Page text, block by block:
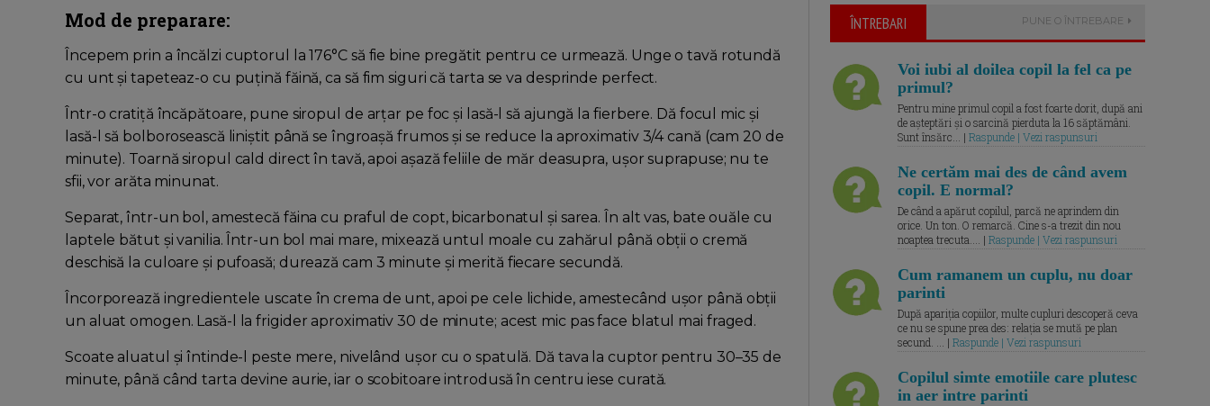
Mod de preparare:
Începem prin a încălzi cuptorul la 176°C să fie bine pregătit pentru ce urmează. Unge o tavă rotundă
cu unt și tapeteaz-o cu puțină făină, ca să fim siguri că tarta se va desprinde perfect.
Într-o cratiță încăpătoare, pune siropul de arțar pe foc și lasă-l să ajungă la fierbere. Dă focul mic și
lasă-l să bolborosească liniștit până se îngroașă frumos și se reduce la aproximativ 3/4 cană (cam 20 de
minute). Toarnă siropul cald direct în tavă, apoi așază feliile de măr deasupra, ușor suprapuse; nu te
sfii, vor arăta minunat.
Separat, într-un bol, amestecă făina cu praful de copt, bicarbonatul și sarea. În alt vas, bate ouăle cu
laptele bătut și vanilia. Într-un bol mai mare, mixează untul moale cu zahărul până obții o cremă
deschisă la culoare și pufoasă; durează cam 3 minute și merită fiecare secundă.
Încorporează ingredientele uscate în crema de unt, apoi pe cele lichide, amestecând ușor până obții
un aluat omogen. Lasă-l la frigider aproximativ 30 de minute; acest mic pas face blatul mai fraged.
Scoate aluatul și întinde-l peste mere, nivelând ușor cu o spatulă. Dă tava la cuptor pentru 30–35 de
minute, până când tarta devine aurie, iar o scobitoare introdusă în centru iese curată.
ÎNTREBARI PUNE O ÎNTREBARE
Voi iubi al doilea copil la fel ca pe
primul?
Pentru mine primul copil a fost foarte dorit, după ani
de așteptări și o sarcină pierduta la 16 săptămâni.
Sunt însărc... | Raspunde | Vezi raspunsuri
Ne certăm mai des de când avem
copil. E normal?
De când a apărut copilul, parcă ne aprindem din
orice. Un ton. O remarcă. Cine s-a trezit din nou
noaptea trecuta.... | Raspunde | Vezi raspunsuri
Cum ramanem un cuplu, nu doar
parinti
După apariția copiilor, multe cupluri descoperă ceva
ce nu se spune prea des: relația se mută pe plan
secund. ... | Raspunde | Vezi raspunsuri
Copilul simte emotiile care plutesc
in aer intre parinti